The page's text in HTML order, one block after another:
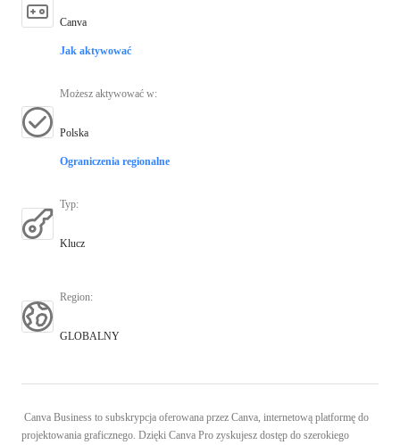
Canva
Jak aktywować
Możesz aktywować w:
Polska
Ograniczenia regionalne
Typ:
Klucz
Region:
GLOBALNY
Canva Business to subskrypcja oferowana przez Canva, internetową platformę do
projektowania graficznego. Dzięki Canva Pro zyskujesz dostęp do szerokiego